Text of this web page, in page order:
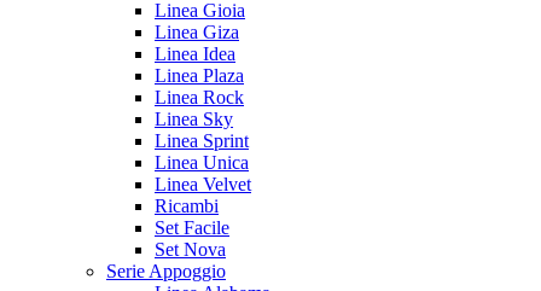
Linea Gioia
Linea Giza
Linea Idea
Linea Plaza
Linea Rock
Linea Sky
Linea Sprint
Linea Unica
Linea Velvet
Ricambi
Set Facile
Set Nova
Serie Appoggio